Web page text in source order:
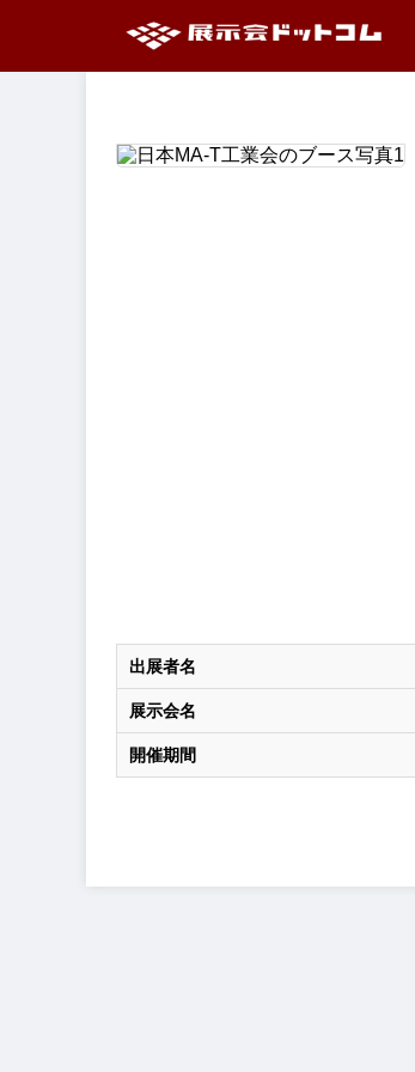
出展者名
展示会名
開催期間